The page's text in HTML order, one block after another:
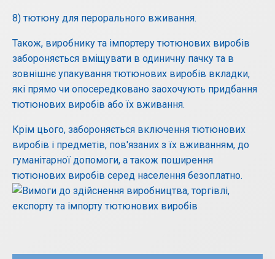
8) тютюну для перорального вживання.
Також, виробнику та імпортеру тютюнових виробів
забороняється вміщувати в одиничну пачку та в
зовнішнє упакування тютюнових виробів вкладки,
які прямо чи опосередковано заохочують придбання
тютюнових виробів або їх вживання.
Крім цього, забороняється включення тютюнових
виробів і предметів, пов'язаних з їх вживанням, до
гуманітарної допомоги, а також поширення
тютюнових виробів серед населення безоплатно.